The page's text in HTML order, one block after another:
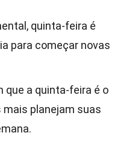
quinta-feira é
para começar novas
que a quinta-feira é o
mais planejam suas